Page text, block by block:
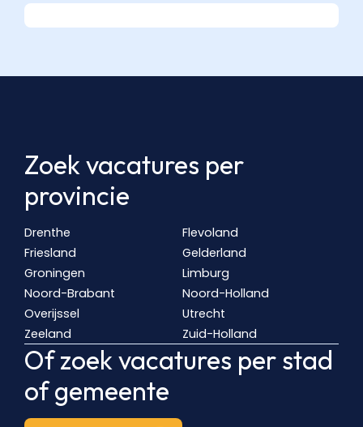
Zoek vacatures per
provincie
Drenthe
Flevoland
Friesland
Gelderland
Groningen
Limburg
Noord-Brabant
Noord-Holland
Overijssel
Utrecht
Zeeland
Zuid-Holland
Of zoek vacatures per stad
of gemeente